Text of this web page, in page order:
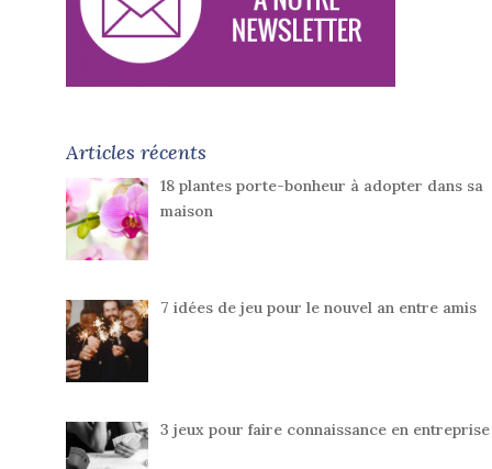
Articles récents
18 plantes porte-bonheur à adopter dans sa
maison
7 idées de jeu pour le nouvel an entre amis
3 jeux pour faire connaissance en entreprise